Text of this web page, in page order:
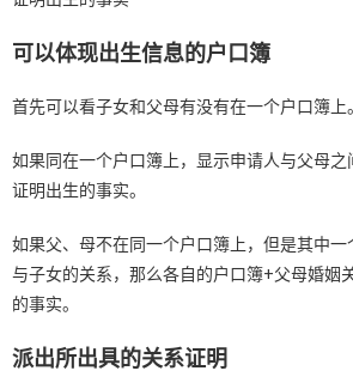
可以体现出生信息的户口簿
首先可以看子女和父母有没有在一个户口簿上。
如果同在一个户口簿上，显示申请人与父母之
证明出生的事实。
如果父、母不在同一个户口簿上，但是其中
与子女的关系，那么各自的户口簿+父母婚姻
的事实。
派出所出具的关系证明